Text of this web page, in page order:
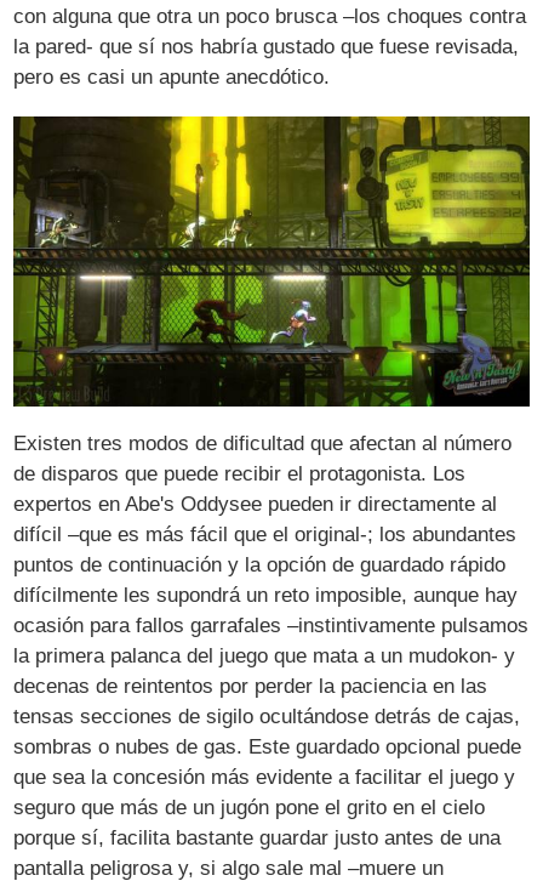
con alguna que otra un poco brusca –los choques contra
la pared- que sí nos habría gustado que fuese revisada,
pero es casi un apunte anecdótico.
Existen tres modos de dificultad que afectan al número
de disparos que puede recibir el protagonista. Los
expertos en Abe's Oddysee pueden ir directamente al
difícil –que es más fácil que el original-; los abundantes
puntos de continuación y la opción de guardado rápido
difícilmente les supondrá un reto imposible, aunque hay
ocasión para fallos garrafales –instintivamente pulsamos
la primera palanca del juego que mata a un mudokon- y
decenas de reintentos por perder la paciencia en las
tensas secciones de sigilo ocultándose detrás de cajas,
sombras o nubes de gas. Este guardado opcional puede
que sea la concesión más evidente a facilitar el juego y
seguro que más de un jugón pone el grito en el cielo
porque sí, facilita bastante guardar justo antes de una
pantalla peligrosa y, si algo sale mal –muere un